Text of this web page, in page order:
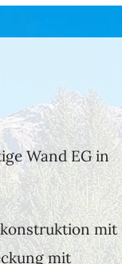
Wand EG in
mit
mit